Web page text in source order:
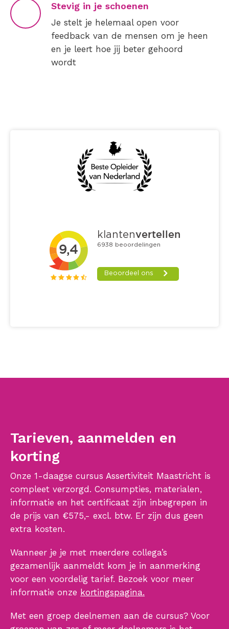
Stevig in je schoenen
Je stelt je helemaal open voor
feedback van de mensen om je heen
en je leert hoe jij beter gehoord
wordt
Tarieven, aanmelden en
korting
Onze 1-daagse cursus Assertiviteit Maastricht is
compleet verzorgd. Consumpties, materialen,
informatie en het certificaat zijn inbegrepen in
de prijs van €575,- excl. btw. Er zijn dus geen
extra kosten.
Wanneer je je met meerdere collega’s
gezamenlijk aanmeldt kom je in aanmerking
voor een voordelig tarief. Bezoek voor meer
informatie onze kortingspagina.
Met een groep deelnemen aan de cursus? Voor